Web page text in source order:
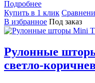
Подробнее
Купить в 1 клик
В избранное Под заказ
Рулонные
светло-